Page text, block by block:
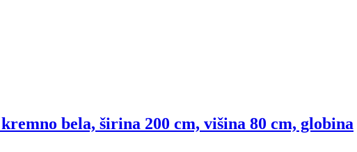
bela, širina 200 cm, višina 80 cm, globina